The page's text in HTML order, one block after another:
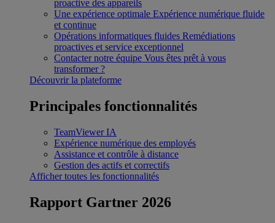
proactive des appareils
Une expérience optimale Expérience numérique fluide
et continue
Opérations informatiques fluides Remédiations
proactives et service exceptionnel
Contacter notre équipe Vous êtes prêt à vous
transformer ?
Découvrir la plateforme
Principales fonctionnalités
TeamViewer IA
Expérience numérique des employés
Assistance et contrôle à distance
Gestion des actifs et correctifs
Afficher toutes les fonctionnalités
Rapport Gartner 2026